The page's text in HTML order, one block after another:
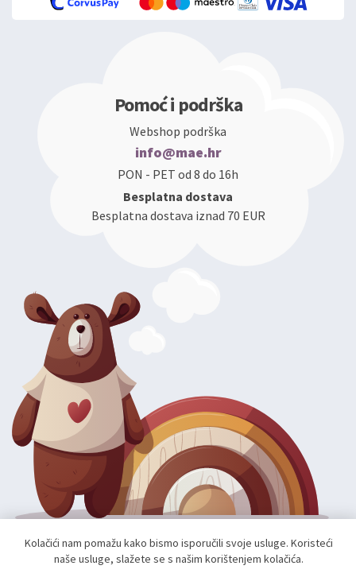
Pomoć i podrška
Webshop podrška
info@mae.hr
PON - PET od 8 do 16h
Besplatna dostava
Besplatna dostava iznad 70 EUR
Autorska prava; 2026 mae.hr. Sva prava pridržana.
Kolačići nam pomažu kako bismo isporučili svoje usluge. Koristeći
naše usluge, slažete se s našim korištenjem kolačića.